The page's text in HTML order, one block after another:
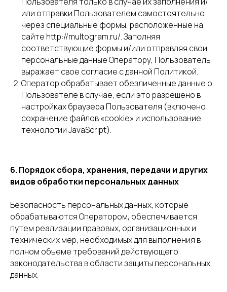
или отправки Пользователем самостоятельно
через специальные формы, расположенные на
сайте http://multogram.ru/. Заполняя
соответствующие формы и/или отправляя свои
персональные данные Оператору, Пользователь
выражает свое согласие с данной Политикой.
Оператор обрабатывает обезличенные данные о
Пользователе в случае, если это разрешено в
настройках браузера Пользователя (включено
сохранение файлов «cookie» и использование
технологии JavaScript).
6. Порядок сбора, хранения, передачи и других
видов обработки персональных данных
Безопасность персональных данных, которые
обрабатываются Оператором, обеспечивается
путем реализации правовых, организационных и
технических мер, необходимых для выполнения в
полном объеме требований действующего
законодательства в области защиты персональных
данных.